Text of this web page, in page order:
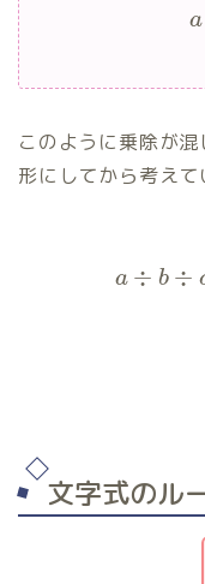
a
このように乗除が
形にしてから考えて
a ÷ b ÷
文字式のル